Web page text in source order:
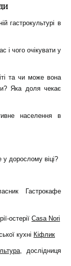
гастрокультурі в
і чого очікувати у
та чи може вона
Яка доля чекає
населення в
дорослому віці?
Гастрокафе
остерії Casa Nori
кухні Кіфлик
, дослідниця